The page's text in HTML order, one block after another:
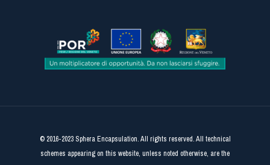
© 2016-2023 Sphera Encapsulation. All rights reserved. All technical
schemes appearing on this website, unless noted otherwise, are the